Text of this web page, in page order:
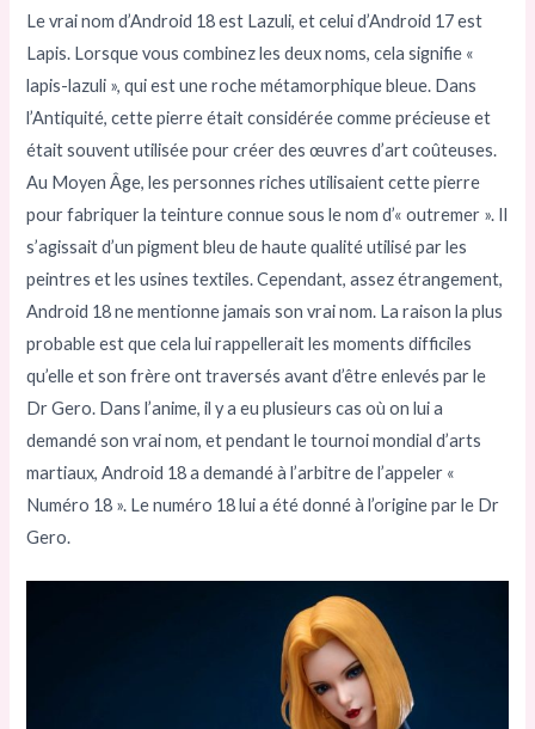
Le vrai nom d’Android 18 est Lazuli, et celui d’Android 17 est
Lapis. Lorsque vous combinez les deux noms, cela signifie «
lapis-lazuli », qui est une roche métamorphique bleue. Dans
l’Antiquité, cette pierre était considérée comme précieuse et
était souvent utilisée pour créer des œuvres d’art coûteuses.
Au Moyen Âge, les personnes riches utilisaient cette pierre
pour fabriquer la teinture connue sous le nom d’« outremer ». Il
s’agissait d’un pigment bleu de haute qualité utilisé par les
peintres et les usines textiles. Cependant, assez étrangement,
Android 18 ne mentionne jamais son vrai nom. La raison la plus
probable est que cela lui rappellerait les moments difficiles
qu’elle et son frère ont traversés avant d’être enlevés par le
Dr Gero. Dans l’anime, il y a eu plusieurs cas où on lui a
demandé son vrai nom, et pendant le tournoi mondial d’arts
martiaux, Android 18 a demandé à l’arbitre de l’appeler «
Numéro 18 ». Le numéro 18 lui a été donné à l’origine par le Dr
Gero.